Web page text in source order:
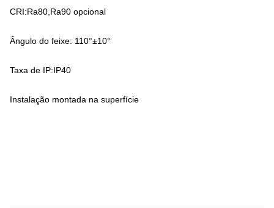
CRI:Ra80,Ra90 opcional
Ângulo do feixe: 110°±10°
Taxa de IP:IP40
Instalação montada na superfície